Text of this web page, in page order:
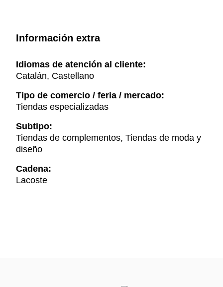
Información extra
Idiomas de atención al cliente:
Catalán, Castellano
Tipo de comercio / feria / mercado:
Tiendas especializadas
Subtipo:
Tiendas de complementos, Tiendas de moda y
diseño
Cadena:
Lacoste